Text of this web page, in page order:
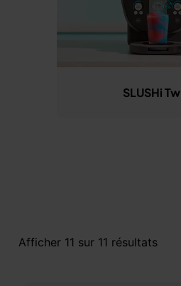
SLUSHi
Afficher 11 sur 11 résultats